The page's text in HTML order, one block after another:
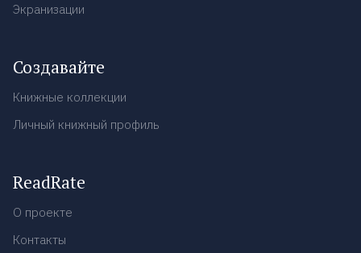
Экранизации
Создавайте
Книжные коллекции
Личный книжный профиль
ReadRate
О проекте
Контакты